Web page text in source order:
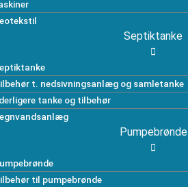
Septiktanke
t. nedsivningsanlæg og samletanke
tanke og tilbehør
Pumpebrønde
til pumpebrønde